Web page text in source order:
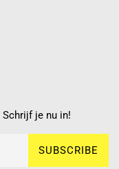
je nu in!
SUBSCRIBE